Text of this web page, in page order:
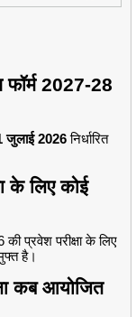
फॉर्म 2027-28
जुलाई 2026निर्धारित
के लिए कोई
की प्रवेश परीक्षा के लिए
है।
कब आयोजित